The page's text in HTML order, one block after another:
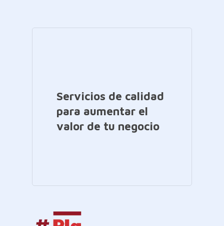
Servicios de calidad
para aumentar el
valor de tu negocio